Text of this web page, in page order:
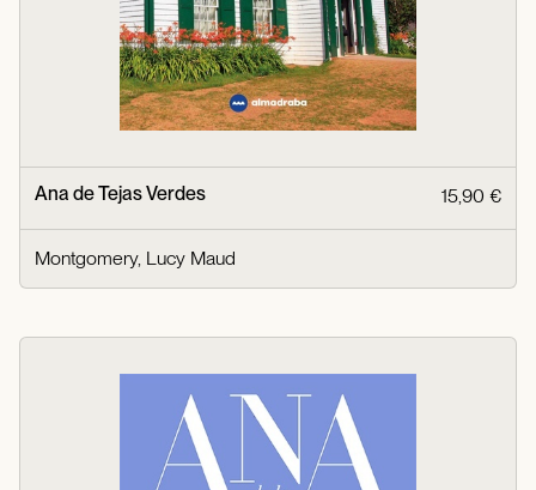
Ana de Tejas Verdes 15,90 €
Montgomery, Lucy Maud